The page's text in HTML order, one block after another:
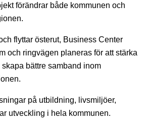
förändrar både kommunen och
flyttar österut, Business Center
och ringvägen planeras för att stärka
bättre samband inom
på utbildning, livsmiljöer,
utveckling i hela kommunen.